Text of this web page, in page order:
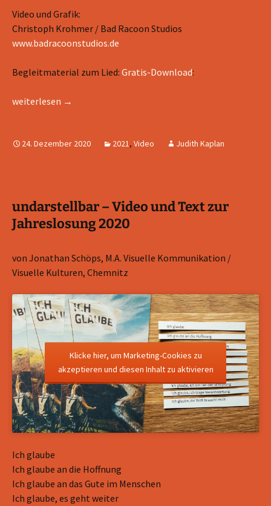
Video und Grafik:
Christoph Krohmer / Bad Racoon Studios
www.badracoonstudios.de
Begleitmaterial zum Lied: Gratis-Download:
Das ist das Wunder – Video
weiterlesen →
24. Dezember 2020 2021 , Video Judith Kaplan
undarstellbar – Video und Text zur
Jahreslosung 2020
von Jonathan Schöps, M.A. Visuelle Kommunikation /
Visuelle Kulturen, Chemnitz
Klicke hier, um Marketing-Cookies zu
akzeptieren und diesen Inhalt zu aktivieren
Ich glaube
Ich glaube an die Hoffnung
Ich glaube an das Gute im Menschen
Ich glaube, es geht weiter